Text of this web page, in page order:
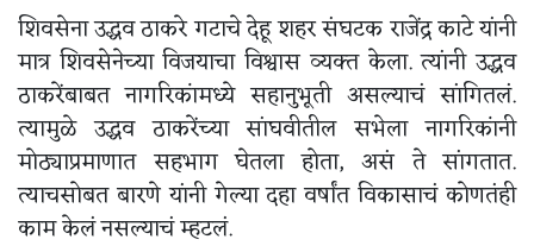
शिवसेना उद्धव ठाकरे गटाचे देहू शहर संघटक राजेंद्र काटे यांनी
मात्र शिवसेनेच्या विजयाचा विश्वास व्यक्त केला. त्यांनी उद्धव
ठाकरेंबाबत नागरिकांमध्ये सहानुभूती असल्याचं सांगितलं.
त्यामुळे उद्धव ठाकरेंच्या सांघवीतील सभेला नागरिकांनी
मोठ्याप्रमाणात सहभाग घेतला होता, असं ते सांगतात.
त्याचसोबत बारणे यांनी गेल्या दहा वर्षांत विकासाचं कोणतंही
काम केलं नसल्याचं म्हटलं.